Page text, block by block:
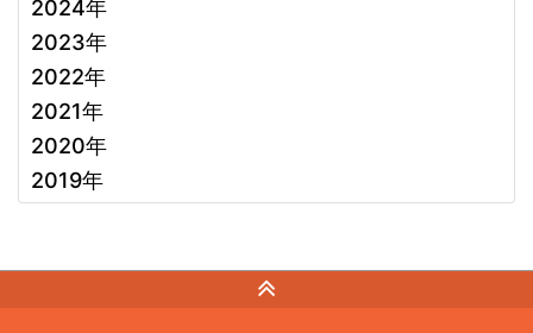
2024年
2023年
2022年
2021年
2020年
2019年